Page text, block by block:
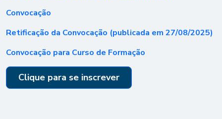
Convocação
Retificação da Convocação (publicada em 27/08/2025)
Convocação para Curso de Formação
Clique para se inscrever